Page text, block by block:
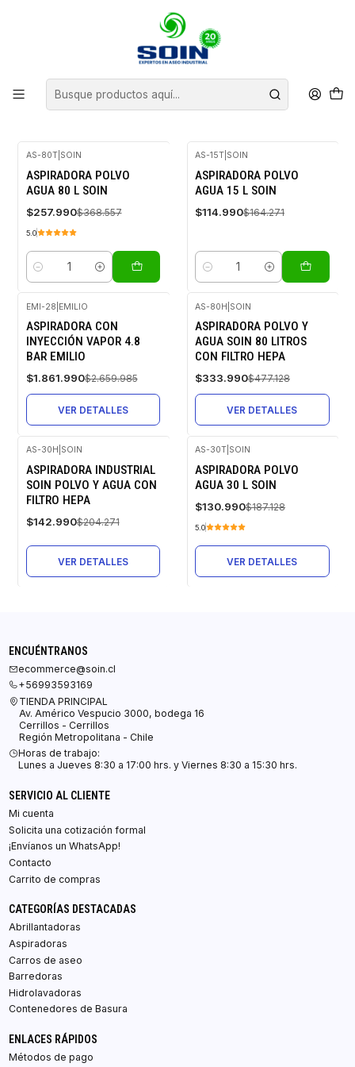
ASPIRADORAS
FILTROS
-30%
OFF
AS-80T| SOIN
ASPIRADORA POLVO
AGUA 80 L SOIN
$257.990$368.557
5.0
Cantidad
-30%
OFF
AS-15T SOIN
ASPIRADORA POLVO
AGUA 15 L SOIN
$114.990$164.271
Cantidad
-30%
OFF
Agotado
EMI-28 EMILIO
ASPIRADORA CON
INYECCIÓN VAPOR 4.8
BAR EMILIO
$1.861.990$2.659.985
VER DETALLES
-30%
OFF
Agotado
AS-80H SOIN
ASPIRADORA POLVO Y
AGUA SOIN 80 LITROS
CON FILTRO HEPA
$333.990$477.128
VER DETALLES
-30%
OFF
Agotado
AS-30H SOIN
ASPIRADORA INDUSTRIAL
SOIN POLVO Y AGUA CON
FILTRO HEPA
$142.990$204.271
VER DETALLES
-30%
OFF
AS-30T SOIN
ASPIRADORA POLVO
AGUA 30 L SOIN
$130.990$187.128
5.0
VER DETALLES
ENCUÉNTRANOS
ecommerce@soin.cl
+56993593169
TIENDA PRINCIPAL
Av. Américo Vespucio 3000, bodega 16
Cerrillos - Cerrillos
Región Metropolitana - Chile
Horas de trabajo:
Lunes a Jueves 8:30 a 17:00 hrs. y Viernes 8:30 a 15:30 hrs.
SERVICIO AL CLIENTE
Mi cuenta
Solicita una cotización formal
¡Envíanos un WhatsApp!
Contacto
Carrito de compras
CATEGORÍAS DESTACADAS
Abrillantadoras
Aspiradoras
Carros de aseo
Barredoras
Hidrolavadoras
Contenedores de Basura
ENLACES RÁPIDOS
Métodos de pago